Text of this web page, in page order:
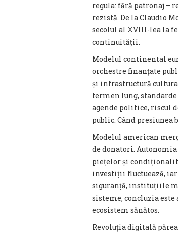
regula: fără patronaj –
rezistă. De la Claudio
secolul al XVIII-lea la
continuității.
Modelul continental
orchestre finanțate
și infrastructură
termen lung,
agende politice, riscul
public. Când presiunea
Modelul american
de donatori.
piețelor și
investiții fluctuează, iar
siguranță, instituțiile
sisteme, concluzia este
ecosistem sănătos.
Revoluția digitală